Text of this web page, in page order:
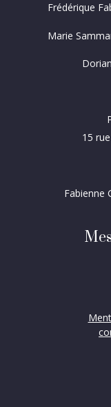
Frédérique
Marie
15
Fabienne